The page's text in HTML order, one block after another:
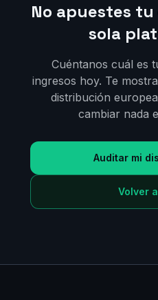
No apuestes
sola
Cuéntanos cuál es
ingresos hoy. Te
distribución
cambiar nada
Auditar mi
Volver